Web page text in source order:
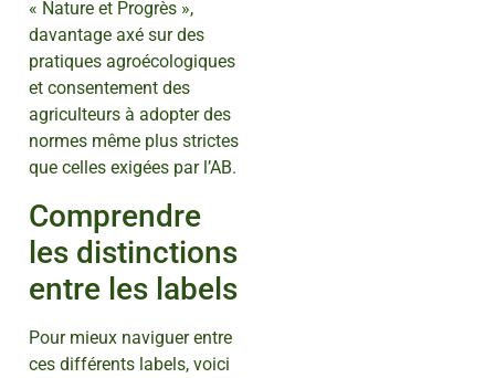
« Nature et Progrès »,
davantage axé sur des
pratiques agroécologiques
et consentement des
agriculteurs à adopter des
normes même plus strictes
que celles exigées par l’AB.
Comprendre
les distinctions
entre les labels
Pour mieux naviguer entre
ces différents labels, voici